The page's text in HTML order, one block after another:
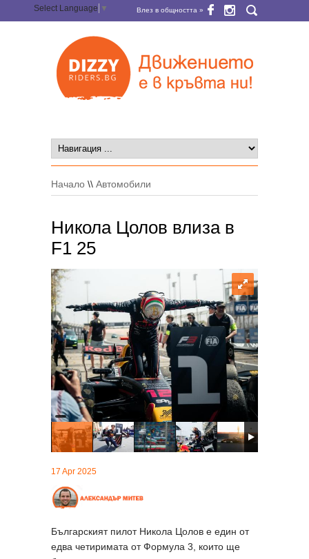
Select Language ▼ Влез в общността »
Начало \\ Автомобили
Никола Цолов влиза в
F1 25
17 Apr 2025
Българският пилот Никола Цолов е един от
едва четиримата от Формула 3, които ще